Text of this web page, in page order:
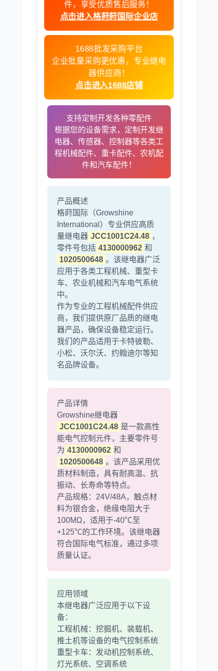
奔驰 加藤
大宇 丰田
约翰迪尔 徐工
利勃海尔
山猫 上柴
潍柴 川崎
尼桑 依维柯
件，享受优质售后服务！
点击进入格莳莳国际企业店
1688批发采购平台
企业批量采购更优惠，专业继电
器供应商！
点击进入1688店铺
支持定制开发各种零配件
根据您的设备需求，定制开发继
电器、传感器、控制器等各类工
程机械配件、重卡配件、农机配
件和汽车配件！
产品概述
格莳国际（Growshine
International）专业供应高质
量继电器 JCC1001C24.48 ，
零件号包括 4130000962 和
1020500648 。该继电器广泛
应用于各类工程机械、重型卡
车、农业机械和汽车电气系统
中。
作为专业的工程机械配件供应
商，我们提供原厂品质的继电
器产品，确保设备稳定运行。
我们的产品适用于卡特彼勒、
小松、沃尔沃、约翰迪尔等知
名品牌设备。
产品详情
Growshine继电器
JCC1001C24.48 是一款高性
能电气控制元件，主要零件号
为 4130000962 和
1020500648 。该产品采用优
质材料制造，具有耐高温、抗
振动、长寿命等特点。
产品规格：24V/48A，触点材
料为银合金，绝缘电阻大于
100MΩ，适用于-40℃至
+125℃的工作环境。该继电器
符合国际电气标准，通过多项
质量认证。
应用领域
本继电器广泛应用于以下设
备：
工程机械：挖掘机、装载机、
推土机等设备的电气控制系统
重型卡车：发动机控制系统、
灯光系统、空调系统